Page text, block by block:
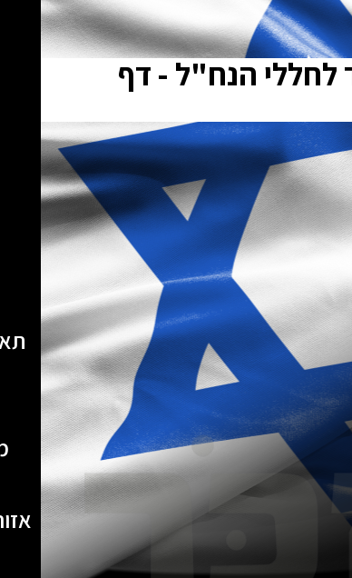
לחללי הנח"ל - דף
אזור: 1 חלקה: 4